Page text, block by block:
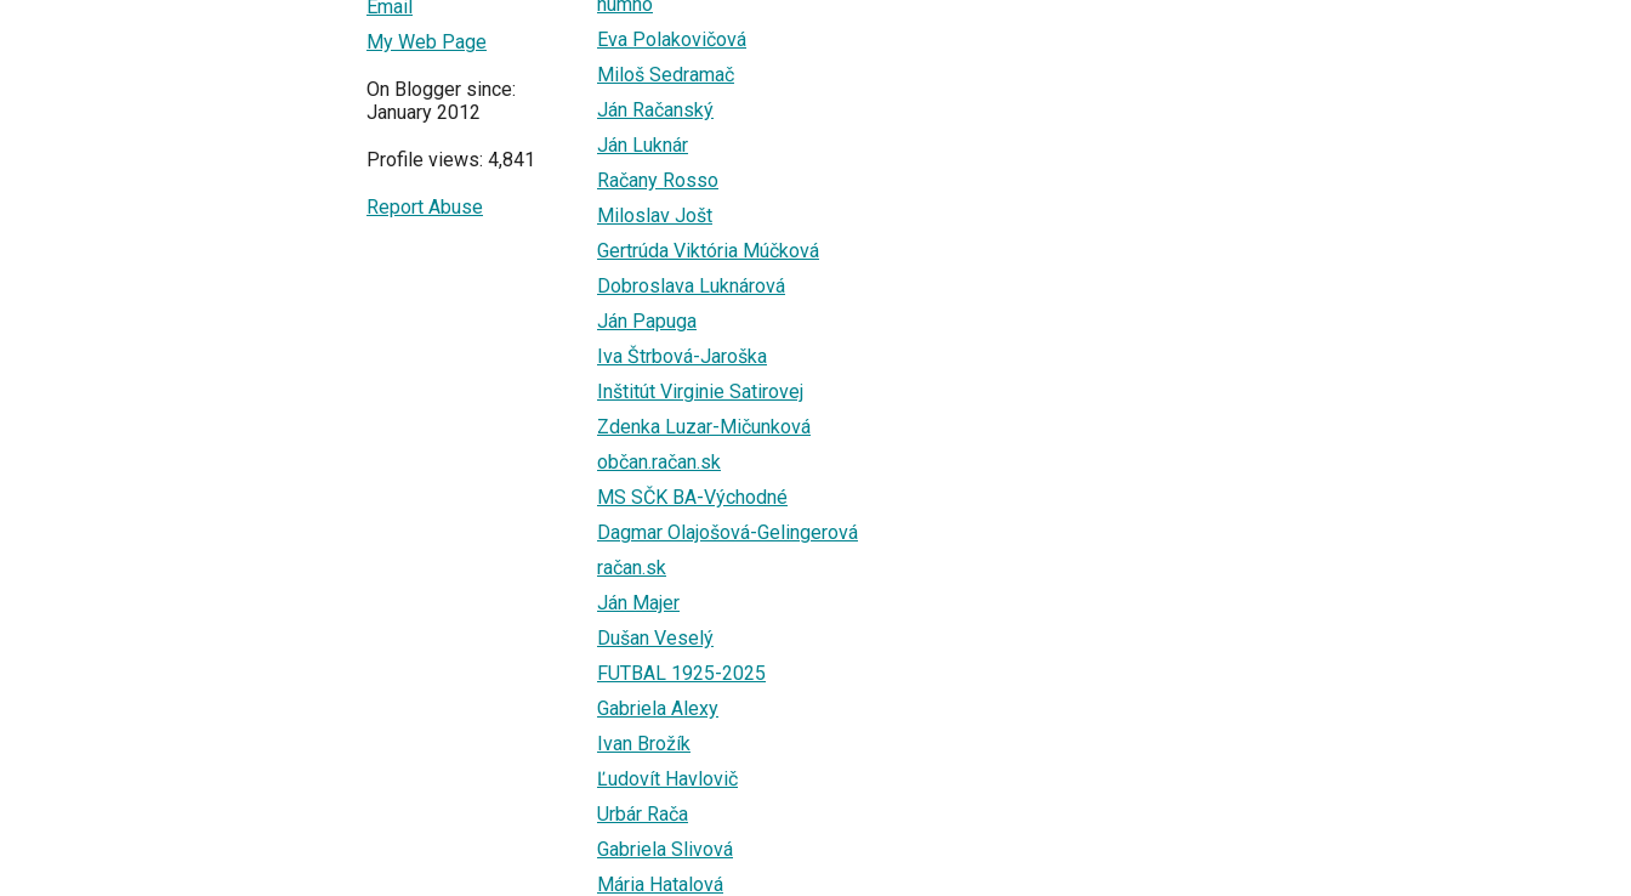
Email
My Web Page
On Blogger since:
January 2012
Profile views: 4,841
Report Abuse
Eva Polakovičová
Miloš Sedramač
Ján Račanský
Ján Luknár
Račany Rosso
Miloslav Jošt
Gertrúda Viktória Múčková
Dobroslava Luknárová
Ján Papuga
Iva Štrbová-Jaroška
Inštitút Virginie Satirovej
Zdenka Luzar-Mičunková
občan.račan.sk
MS SČK BA-Východné
Dagmar Olajošová-Gelingerová
račan.sk
Ján Majer
Dušan Veselý
FUTBAL 1925-2025
Gabriela Alexy
Ivan Brožík
Ľudovít Havlovič
Urbár Rača
Gabriela Slivová
Mária Hatalová